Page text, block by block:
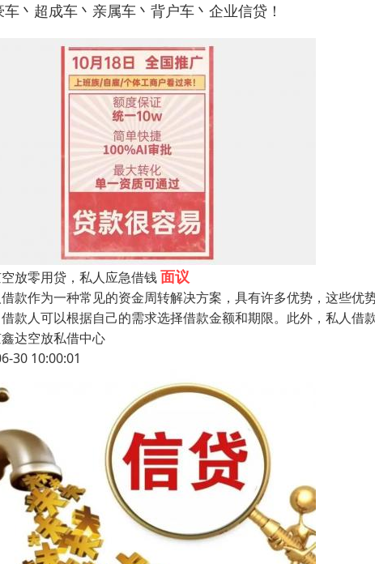
车丶超成车丶亲属车丶背户车丶企业信贷！
放零用贷，私人应急借钱面议
款作为一种常见的资金周转解决方案，具有许多优势，这些
款人可以根据自己的需求选择借款金额和期限。此外，私人
达空放私借中心
30 10:00:01